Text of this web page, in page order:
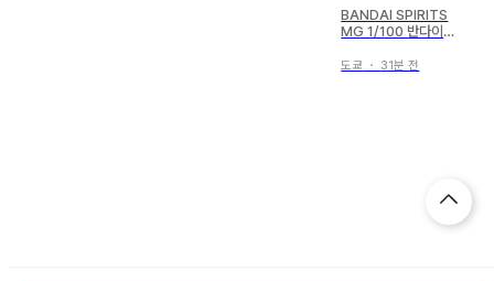
BANDAI SPIRITS
MG 1/100 반다이남
니콘 Ver)
도쿄 ・ 31분 전